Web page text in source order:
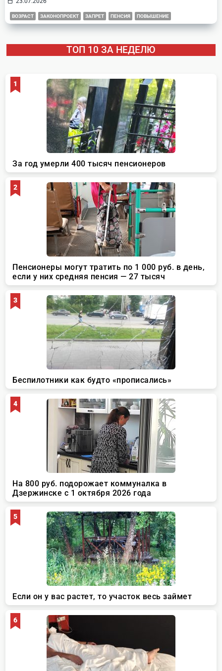
ВОЗРАСТ ЗАКОНОПРОЕКТ ЗАПРЕТ ПЕНСИЯ ПОВЫШЕНИЕ
ТОП 10 ЗА НЕДЕЛЮ